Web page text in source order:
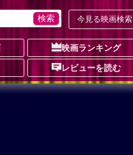
今見る映画検索
映画ランキング
レビューを読む